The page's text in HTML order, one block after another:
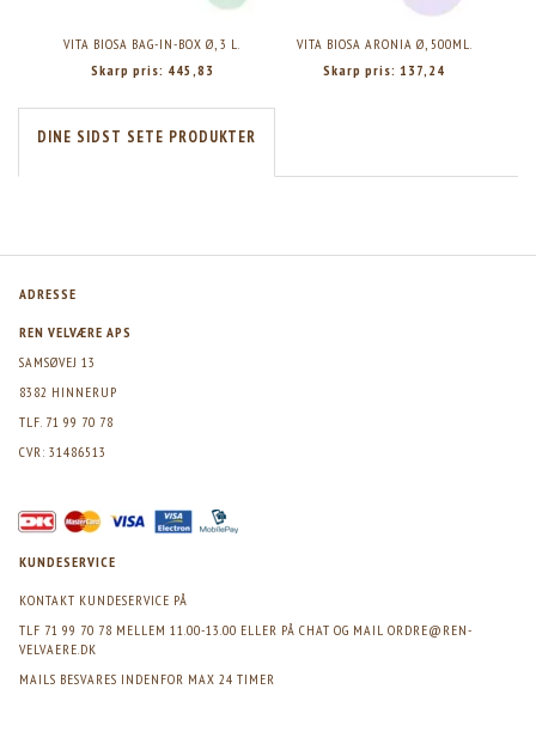
VITA BIOSA BAG-IN-BOX Ø, 3 L.
Skarp pris: 445,83
VITA BIOSA ARONIA Ø, 500ML.
Skarp pris: 137,24
DINE SIDST SETE PRODUKTER
ADRESSE
REN VELVÆRE APS
SAMSØVEJ 13
8382 HINNERUP
TLF. 71 99 70 78
CVR: 31486513
KUNDESERVICE
KONTAKT KUNDESERVICE PÅ
TLF 71 99 70 78 MELLEM 11.00-13.00 ELLER PÅ CHAT OG MAIL ORDRE@REN-
VELVAERE.DK
MAILS BESVARES INDENFOR MAX 24 TIMER